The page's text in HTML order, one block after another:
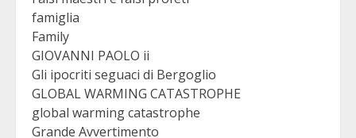
famiglia
Family
GIOVANNI PAOLO ii
Gli ipocriti seguaci di Bergoglio
GLOBAL WARMING CATASTROPHE
global warming catastrophe
Grande Avvertimento